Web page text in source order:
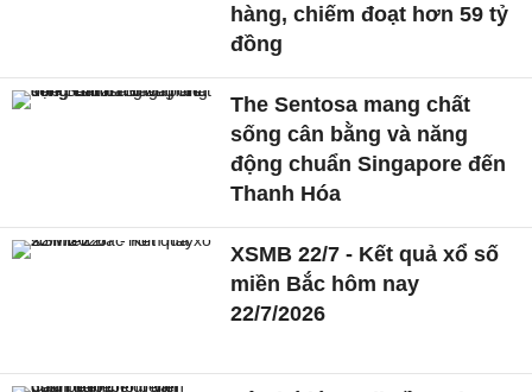
hàng, chiếm đoạt hơn 59 tỷ
đồng
The Sentosa mang chất
sống cân bằng và năng
động chuẩn Singapore đến
Thanh Hóa
XSMB 22/7 - Kết quả xổ số
miền Bắc hôm nay
22/7/2026